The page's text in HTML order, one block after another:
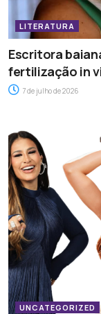
LITERATURA
Escritora
fertilização in
7 de julho de 2026
UNCATEGORIZED